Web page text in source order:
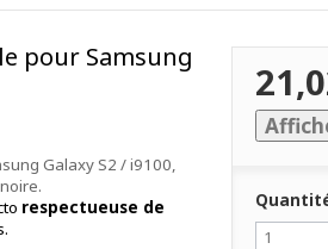
pour Samsung
Galaxy S2 / i9100,
respectueuse de